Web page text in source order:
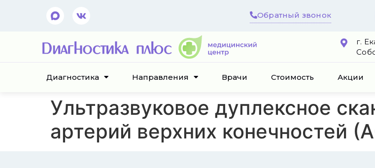
Обратный звонок
г.
Диагностика Направления Врачи Стоимость Акции
Ультразвуковое дуплексное
артерий верхних конечностей